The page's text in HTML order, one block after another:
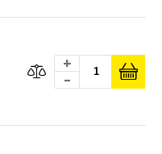
+
-